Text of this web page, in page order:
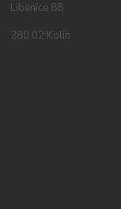
Libenice 88
280 02 Kolín